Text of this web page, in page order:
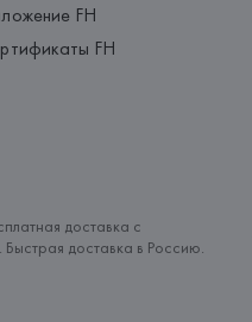
FH
FH
доставка с
доставка в Россию.